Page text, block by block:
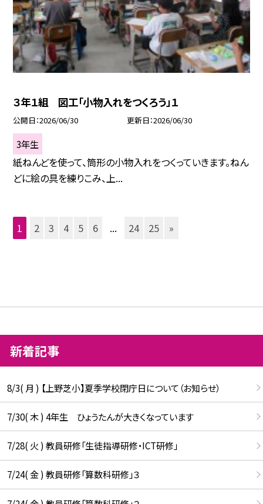
３年１組 図工「小物入れをつくろう」１
公開日 2026/06/30 更新日 2026/06/30
3年生
紙ねんどを使って、筒形の小物入れをつくっていきます。ねん
どに絵の具を練りこみ、上...
1 2 3 4 5 6 ... 24 25 »
新着記事
8/3( 月 ) 【上野芝小】夏季学校閉庁日について（お知らせ）
7/30( 木 ) 4年生 ひょうたんが大きくなっています
7/28( 火 ) 教員研修「生徒指導研修・ICT研修」
7/24( 金 ) 教員研修「算数科研修」３